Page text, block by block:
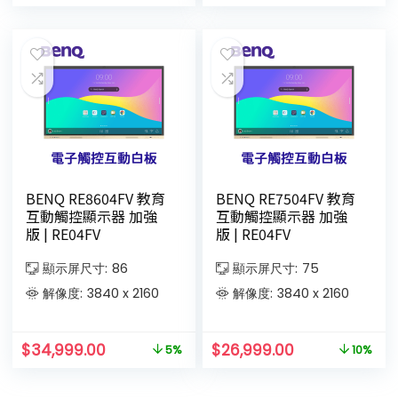
BENQ RE8604FV 教育
互動觸控顯示器 加強
版 | RE04FV
顯示屏尺寸: 86
解像度: 3840 x 2160
$34,999.00 5%
BENQ RE7504FV 教育
互動觸控顯示器 加強
版 | RE04FV
顯示屏尺寸: 75
解像度: 3840 x 2160
$26,999.00 10%